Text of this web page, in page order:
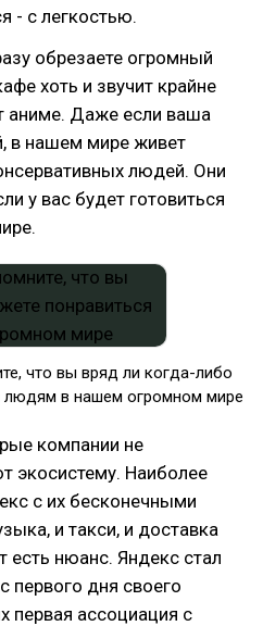
- с легкостью.
обрезаете огромный
хоть и звучит крайне
аниме. Даже если ваша
в нашем мире живет
людей. Они
у вас будет готовиться
что вы вряд ли когда-либо
людям в нашем огромном мире
компании не
экосистему. Наиболее
с их бесконечными
и такси, и доставка
есть нюанс. Яндекс стал
первого дня своего
первая ассоциация с